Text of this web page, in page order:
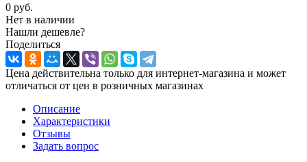
0 руб.
Нет в наличии
Нашли дешевле?
Поделиться
Цена действительна только для интернет-магазина и может
отличаться от цен в розничных магазинах
Описание
Характеристики
Отзывы
Задать вопрос